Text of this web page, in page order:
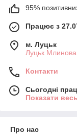
95%
Працює з
м. Луцьк
Луцьк Млинова
Контакти
Сьогодні
Показати
Про нас